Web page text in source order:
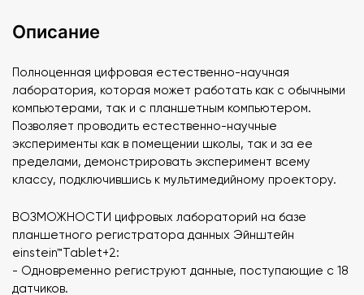
Описание
Полноценная цифровая естественно-научная
лаборатория, которая может работать как с обычными
компьютерами, так и с планшетным компьютером.
Позволяет проводить естественно-научные
эксперименты как в помещении школы, так и за ее
пределами, демонстрировать эксперимент всему
классу, подключившись к мультимедийному проектору.
ВОЗМОЖНОСТИ цифровых лабораторий на базе
планшетного регистратора данных Эйнштейн
еinstein™Tablet+2:
- Одновременно региструют данные, поступающие с 18
датчиков.